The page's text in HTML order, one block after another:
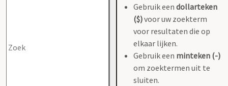
Gebruik een dollarteken
($)voor uw zoekterm
voor resultaten die op
elkaar lijken.
Gebruik een minteken (-)
om zoektermen uit te
sluiten.